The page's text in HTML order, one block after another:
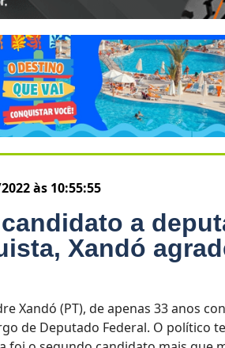
às 10:55:55
a
Xandó
Xandó (PT), de apenas 33 anos
de Deputado Federal. O político